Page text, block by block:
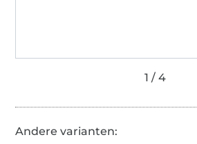
Andere varianten: